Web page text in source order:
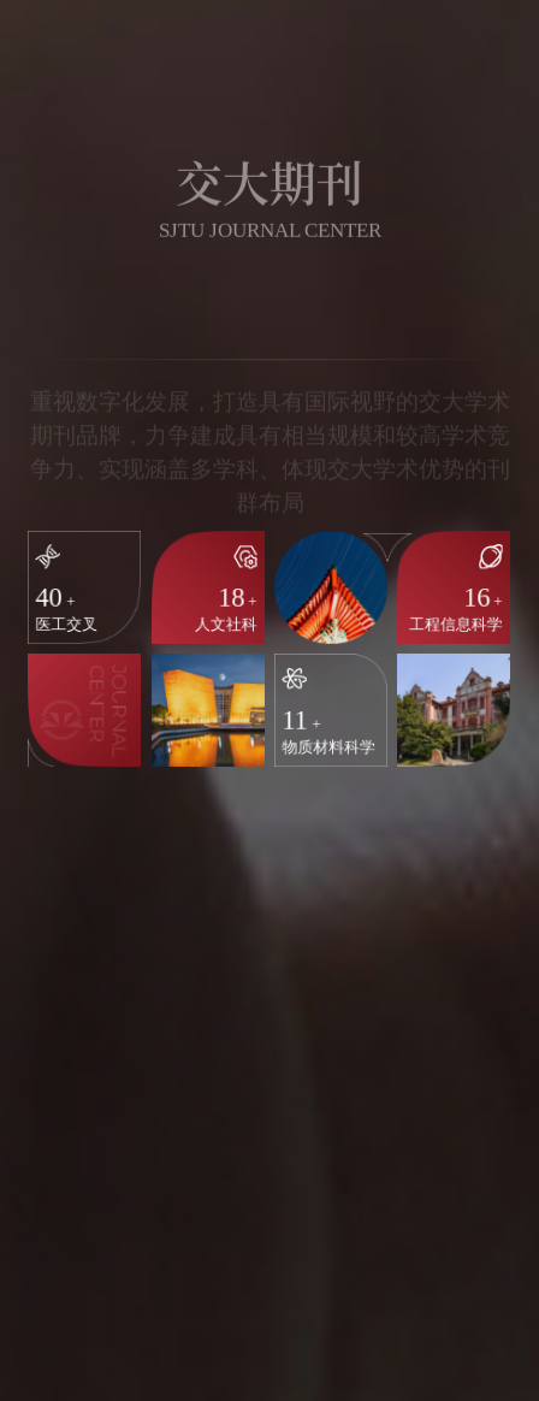
SJTU JOURNAL CENTER
期刊导航
40 +
医工交叉
18 +
人文社科
16 +
工程信息科学
11 +
物质材料科学